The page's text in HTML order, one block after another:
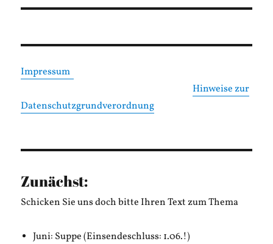
Impressum
Hinweise zur
Datenschutzgrundverordnung
Zunächst:
Schicken Sie uns doch bitte Ihren Text zum Thema
Juni: Suppe (Einsendeschluss: 1.06.!)